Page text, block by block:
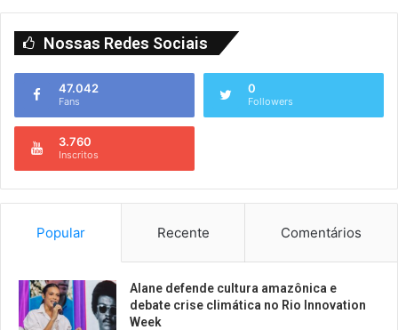
Nossas Redes Sociais
47.042
Fans
0
Followers
3.760
Inscritos
Popular Recente Comentários
Alane defende cultura amazônica e
debate crise climática no Rio Innovation
Week